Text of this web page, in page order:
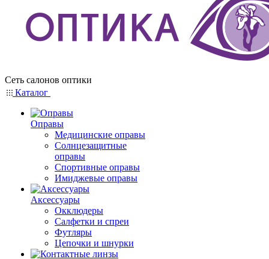
Сеть салонов оптики
Каталог
Оправы
Медицинские оправы
Солнцезащитные
оправы
Спортивные оправы
Имиджевые оправы
Аксессуары
Окклюдеры
Салфетки и спреи
Футляры
Цепочки и шнурки